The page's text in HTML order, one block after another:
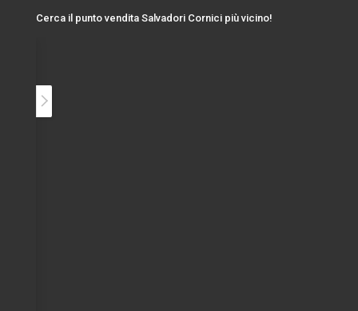
Cerca il punto vendita Salvadori Cornici più vicino!